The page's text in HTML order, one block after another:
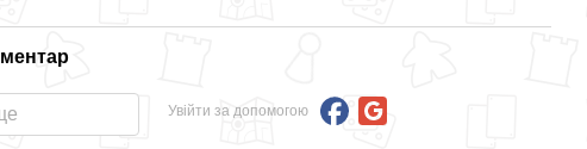
Увійти за допомогою